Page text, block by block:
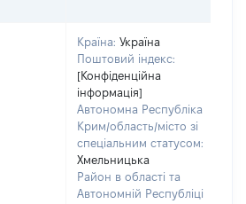
Країна: Україна
Поштовий індекс:
[Конфіденційна
інформація]
Автономна Республіка
Крим/область/місто зі
спеціальним статусом:
Хмельницька
Район в області та
Автономній Республіці